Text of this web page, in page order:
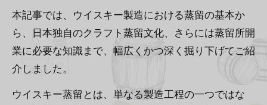
本記事では、ウイスキー製造における蒸留の基本か
ら、日本独自のクラフト蒸留文化、さらには蒸留所開
業に必要な知識まで、幅広くかつ深く掘り下げてご紹
介しました。
ウイスキー蒸留とは、単なる製造工程の一つではな